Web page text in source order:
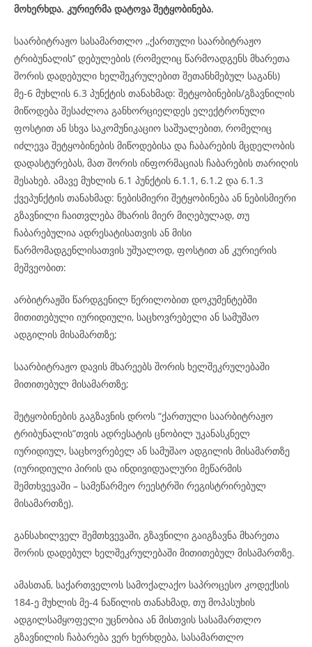
მოხერხდა. კურიერმა დატოვა შეტყობინება.
საარბიტრაჟო სასამართლო ,,ქართული საარბიტრაჟო
ტრიბუნალის’’ დებულების (რომელიც წარმოადგენს მხარეთა
შორის დადებული ხელშეკრულებით შეთანხმებულ საგანს)
მე-6 მუხლის 6.3 პუნქტის თანახმად: შეტყობინების/გზავნილის
მიწოდება შესაძლოა განხორციელდეს ელექტრონული
ფოსტით ან სხვა საკომუნიკაციო საშუალებით, რომელიც
იძლევა შეტყობინების მიწოდებისა და ჩაბარების მცდელობის
დადასტურებას, მათ შორის ინფორმაციას ჩაბარების თარიღის
შესახებ. ამავე მუხლის 6.1 პუნქტის 6.1.1, 6.1.2 და 6.1.3
ქვეპუნქტის თანახმად: ნებისმიერი შეტყობინება ან ნებისმიერი
გზავნილი ჩაითვლება მხარის მიერ მიღებულად, თუ
ჩაბარებულია ადრესატისათვის ან მისი
წარმომადგენლისათვის უშუალოდ, ფოსტით ან კურიერის
მეშვეობით:
არბიტრაჟში წარდგენილ წერილობით დოკუმენტებში
მითითებული იურიდიული, საცხოვრებელი ან სამუშაო
ადგილის მისამართზე;
საარბიტრაჟო დავის მხარეებს შორის ხელშეკრულებაში
მითითებულ მისამართზე;
შეტყობინების გაგზავნის დროს “ქართული საარბიტრაჟო
ტრიბუნალის”თვის ადრესატის ცნობილ უკანასკნელ
იურიდიულ, საცხოვრებელ ან სამუშაო ადგილის მისამართზე
(იურიდიული პირის და ინდივიდუალური მეწარმის
შემთხვევაში – სამეწარმეო რეესტრში რეგისტრირებულ
მისამართზე).
განსახილველ შემთხვევაში, გზავნილი გაიგზავნა მხარეთა
შორის დადებულ ხელშეკრულებაში მითითებულ მისამართზე.
ამასთან, საქართველოს სამოქალაქო საპროცესო კოდექსის
184-ე მუხლის მე-4 ნაწილის თანახმად, თუ მოპასუხის
ადგილსამყოფელი უცნობია ან მისთვის სასამართლო
გზავნილის ჩაბარება ვერ ხერხდება, სასამართლო